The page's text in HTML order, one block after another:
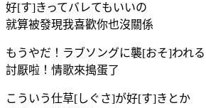
好[す]きってバレてもいいの
就算被發現我喜歡你也沒關係
もうやだ！ラブソングに襲[おそ]われる
討厭啦！情歌來搗蛋了
こういう仕草[しぐさ]が好[す]きとか